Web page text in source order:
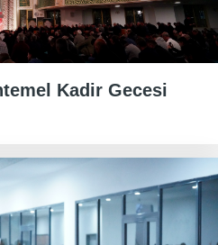
Kadir Gecesi